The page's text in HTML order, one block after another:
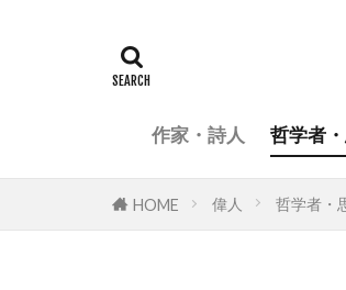
作家・詩人 哲学者
HOME 偉人 哲学者・